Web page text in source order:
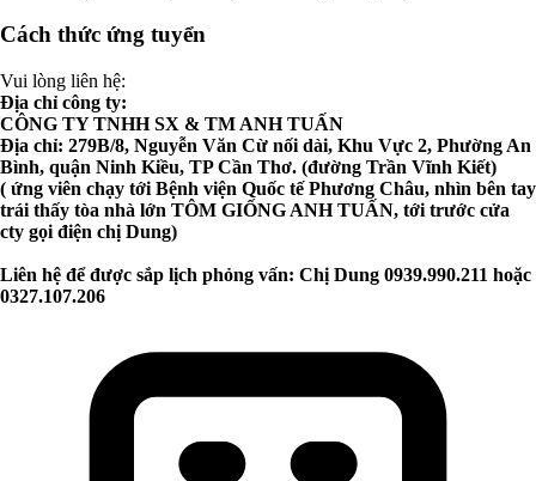
Cách thức ứng tuyển
Vui lòng liên hệ:
Địa chỉ công ty:
CÔNG TY TNHH SX & TM ANH TUẤN
Địa chỉ: 279B/8, Nguyễn Văn Cừ nối dài, Khu Vực 2, Phường An
Bình, quận Ninh Kiều, TP Cần Thơ. (đường Trần Vĩnh Kiết)
( ứng viên chạy tới Bệnh viện Quốc tế Phương Châu, nhìn bên tay
trái thấy tòa nhà lớn TÔM GIỐNG ANH TUẤN, tới trước cửa
cty gọi điện chị Dung)
Liên hệ để được sắp lịch phỏng vấn: Chị Dung 0939.990.211 hoặc
0327.107.206